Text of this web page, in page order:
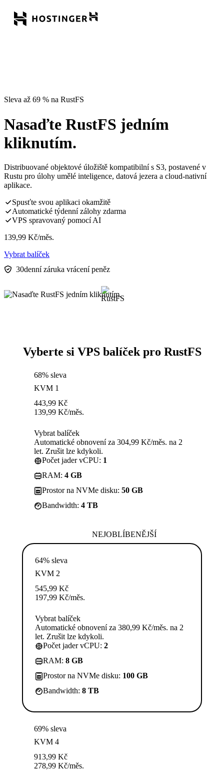
Sleva až 69 % na RustFS
Nasaďte RustFS jedním
kliknutím.
Distribuované objektové úložiště kompatibilní s S3, postavené v
Rustu pro úlohy umělé inteligence, datová jezera a cloud-nativní
aplikace.
Spusťte svou aplikaci okamžitě
Automatické týdenní zálohy zdarma
VPS spravovaný pomocí AI
139,99 Kč/měs.
Vybrat balíček
30denní záruka vrácení peněz
Vyberte si VPS balíček pro RustFS
68% sleva
KVM 1
443,99 Kč
139,99 Kč/měs.
Vybrat balíček
Automatické obnovení za 304,99 Kč/měs. na 2
let. Zrušit lze kdykoli.
Počet jader vCPU: 1
RAM: 4 GB
Prostor na NVMe disku: 50 GB
Bandwidth: 4 TB
NEJOBLÍBENĚJŠÍ
64% sleva
KVM 2
545,99 Kč
197,99 Kč/měs.
Vybrat balíček
Automatické obnovení za 380,99 Kč/měs. na 2
let. Zrušit lze kdykoli.
Počet jader vCPU: 2
RAM: 8 GB
Prostor na NVMe disku: 100 GB
Bandwidth: 8 TB
69% sleva
KVM 4
913,99 Kč
278,99 Kč/měs.